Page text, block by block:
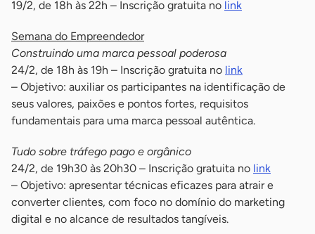
19/2, de 18h às 22h – Inscrição gratuita no link
Semana do Empreendedor
Construindo uma marca pessoal poderosa
24/2, de 18h às 19h – Inscrição gratuita no link
– Objetivo: auxiliar os participantes na identificação de
seus valores, paixões e pontos fortes, requisitos
fundamentais para uma marca pessoal autêntica.
Tudo sobre tráfego pago e orgânico
24/2, de 19h30 às 20h30 – Inscrição gratuita no link
– Objetivo: apresentar técnicas eficazes para atrair e
converter clientes, com foco no domínio do marketing
digital e no alcance de resultados tangíveis.